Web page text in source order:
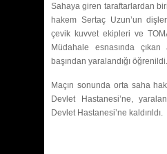
Sahaya giren taraftarlardan
hakem Sertaç Uzun’un
çevik kuvvet ekipleri ve
Müdahale esnasında
başından yaralandığı öğrenildi.
Maçın sonunda orta saha
Devlet Hastanesi’ne,
Devlet Hastanesi’ne kaldırıldı.